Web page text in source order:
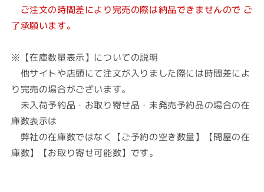
ご注文の時間差により完売の際は納品できませんので ご
了承願います。
※【在庫数量表示】についての説明
他サイトや店頭にて注文が入りました際には時間差によ
り完売の場合がございます。
未入荷予約品・お取り寄せ品・未発売予約品の場合の在
庫数表示は
弊社の在庫数ではなく【ご予約の空き数量】【問屋の在
庫数】【お取り寄せ可能数】です。